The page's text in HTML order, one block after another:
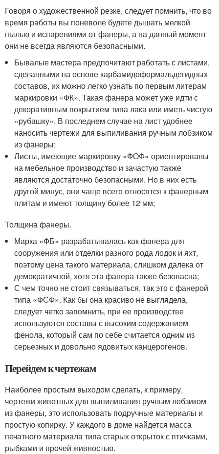
Говоря о художественной резке, следует помнить, что во
время работы вы поневоле будете дышать мелкой
пылью и испарениями от фанеры, а на данный момент
они не всегда являются безопасными.
Бывалые мастера предпочитают работать с листами,
сделанными на основе карбамидоформальдегидных
составов, их можно легко узнать по первым литерам
маркировки «ФК». Такая фанера может уже идти с
декоративным покрытием типа лака или иметь чистую
«рубашку». В последнем случае на лист удобнее
наносить чертежи для выпиливания ручным лобзиком
из фанеры;
Листы, имеющие маркировку «ФОФ» ориентированы
на мебельное производство и зачастую также
являются достаточно безопасными. Но в них есть
другой минус, они чаще всего относятся к фанерным
плитам и имеют толщину более 12 мм;
Толщина фанеры.
Марка «ФБ» разрабатывалась как фанера для
сооружения или отделки разного рода лодок и яхт,
поэтому цена такого материала, слишком далека от
демократичной, хотя эта фанера также безопасна;
С чем точно не стоит связываться, так это с фанерой
типа «ФСФ». Как бы она красиво не выглядела,
следует четко запомнить, при ее производстве
используются составы с высоким содержанием
фенола, который сам по себе считается одним из
серьезных и довольно ядовитых канцерогенов.
Перейдем к чертежам
Наиболее простым выходом сделать, к примеру,
чертежи животных для выпиливания ручным лобзиком
из фанеры, это использовать подручные материалы и
простую копирку. У каждого в доме найдется масса
печатного материала типа старых открыток с птичками,
рыбками и прочей живностью.